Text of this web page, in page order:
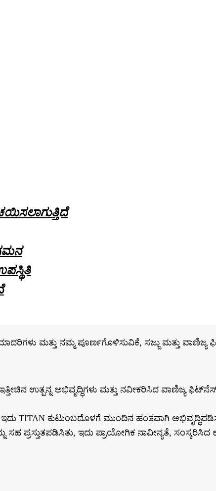
ಮಾದರಿಗಳು ಮತ್ತು ನಮ್ಮ ಪೂರ್ಣಗೊಳಿಸುವಿಕೆ, ಸಜ್ಜು ಮತ್ತು
ಉತ್ಪನ್ನ ಅಭಿವೃದ್ಧಿಗಳು ಮತ್ತು ನವೀಕರಿಸಿದ ವಾಣಿಜ್ಯ
TITAN ಕುಟುಂಬದೊಳಗೆ ಮುಂದಿನ ಹಂತವಾಗಿ
ಇದು ಪ್ರಾಯೋಗಿಕ ನಾವೀನ್ಯತೆ, ಸಂಸ್ಕರಿಸಿದ